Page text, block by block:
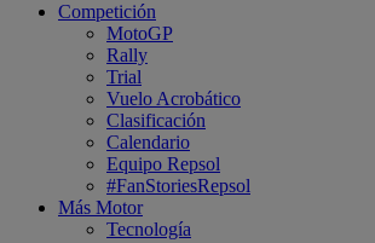
Competición
MotoGP
Rally
Trial
Vuelo Acrobático
Clasificación
Calendario
Equipo Repsol
#FanStoriesRepsol
Más Motor
Tecnología